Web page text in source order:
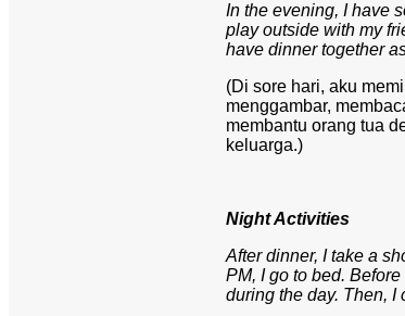
In the evening, I have
play outside with my
have dinner together
(Di sore hari, aku
menggambar,
membantu orang tua
keluarga.)
Night Activities
After dinner, I take a
PM, I go to bed.
during the day. Then, I